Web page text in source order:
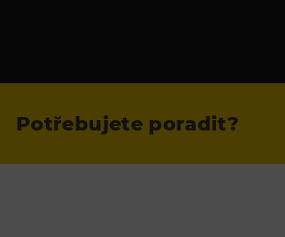
Potřebujete poradit?